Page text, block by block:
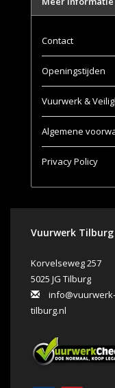
Contact
Openingstijden
Vuurwerk &
Algemene
Privacy Policy
Vuurwerk Tilburg
Korvelseweg 257
5025 JG Tilburg
info@vuurwerk-
tilburg.nl